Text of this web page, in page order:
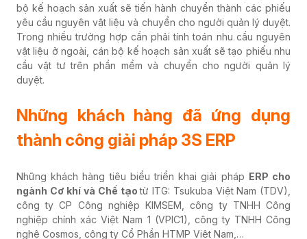
bộ kế hoạch sản xuất sẽ tiến hành chuyển thành các phiếu
yêu cầu nguyên vật liệu và chuyển cho người quản lý duyệt.
Trong nhiều trường hợp cần phải tính toán nhu cầu nguyên
vật liệu ở ngoài, cán bộ kế hoạch sản xuất sẽ tạo phiếu nhu
cầu vật tư trên phần mềm và chuyển cho người quản lý
duyệt.
Những khách hàng đã ứng dụng
thành công giải pháp 3S ERP
Những khách hàng tiêu biểu triển khai giải pháp ERP cho
ngành Cơ khí và Chế tạotừ ITG: Tsukuba Việt Nam (TDV),
công ty CP Công nghiệp KIMSEM, công ty TNHH Công
nghiệp chính xác Việt Nam 1 (VPIC1), công ty TNHH Công
nghệ Cosmos, công ty Cổ Phần HTMP Việt Nam,…